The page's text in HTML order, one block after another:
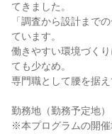
てきました。
「調査から設計まで
ています。
働きやすい環境づく
ても少なめ。
専門職として腰を据
勤務地（勤務予定地
※本プログラムの開